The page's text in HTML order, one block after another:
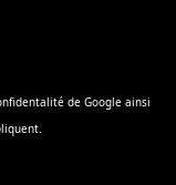
de Google ainsi